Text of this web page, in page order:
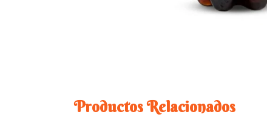
Productos Relacionados